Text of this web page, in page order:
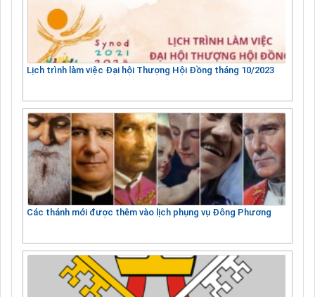
Lịch trình làm việc Đại hội Thượng Hội Đồng tháng 10/2023
Các thánh mới được thêm vào lịch phụng vụ Đông Phương